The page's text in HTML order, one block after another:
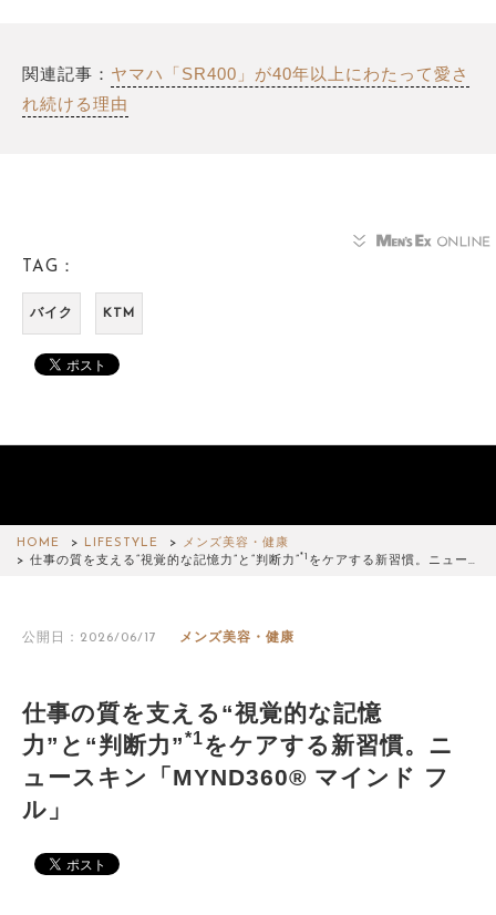
関連記事： ヤマハ「SR400」が40年以上にわたって愛さ
れ続ける理由
TAG：
バイク KTM
HOME LIFESTYLE
メンズ美容・健康
仕事の質を支える“視覚的な記憶力”と“判断力”*1 をケアする新習慣。ニュー…
公開日：2026/06/17 メンズ美容・健康
仕事の質を支える“視覚的な記憶
力”と“判断力”*1をケアする新習慣。ニ
ュースキン「MYND360® マインド フ
ル」